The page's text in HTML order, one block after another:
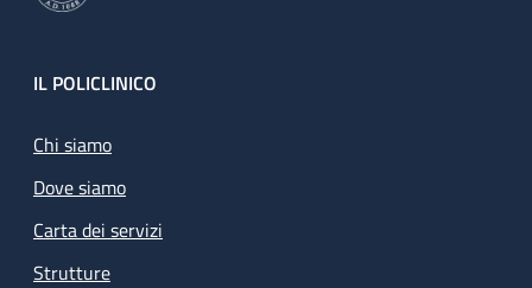
Footer
IL POLICLINICO
Chi siamo
Dove siamo
Carta dei servizi
Strutture